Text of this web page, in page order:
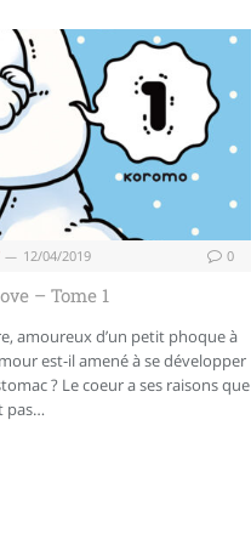
12/04/2019 0
– Tome 1
amoureux d’un petit phoque à
est-il amené à se développer
? Le coeur a ses raisons que
pas…